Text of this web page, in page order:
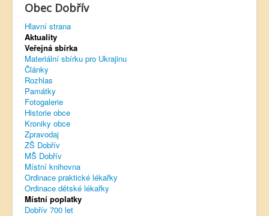
Kontakt
Úřední deska
Dobřívský zpravodaj
Rozhlas
Sokol Dobřív
Ubytování
Obec Pavlovsko
Virtuální prohlídka
Obec Dobřív
Hlavní strana
Aktuality
Veřejná sbírka
Materiální sbírku pro Ukrajinu
Články
Rozhlas
Památky
Fotogalerie
Historie obce
Kroniky obce
Zpravodaj
ZŠ Dobřív
MŠ Dobřív
Místní knihovna
Ordinace praktické lékařky
Ordinace dětské lékařky
Místní poplatky
Dobřív 700 let